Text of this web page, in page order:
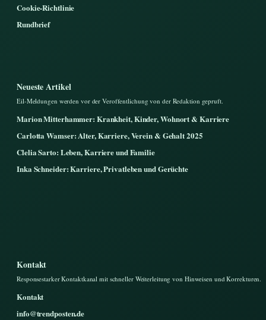
Cookie-Richtlinie
Rundbrief
Neueste Artikel
Eil-Meldungen werden vor der Veroffentlichung von der Redaktion gepruft.
Marion Mitterhammer: Krankheit, Kinder, Wohnort & Karriere
Carlotta Wamser: Alter, Karriere, Verein & Gehalt 2025
Clelia Sarto: Leben, Karriere und Familie
Inka Schneider: Karriere, Privatleben und Gerüchte
Kontakt
Responsestarker Kontaktkanal mit schneller Weiterleitung von Hinweisen und Korrekturen.
Kontakt
info@trendposten.de